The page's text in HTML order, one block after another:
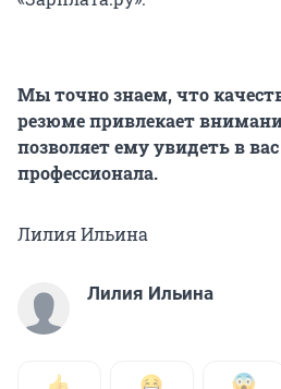
Мы точно знаем, что
резюме привлекает
позволяет ему увидеть в
профессионала.
Лилия Ильина
Лилия Ильина